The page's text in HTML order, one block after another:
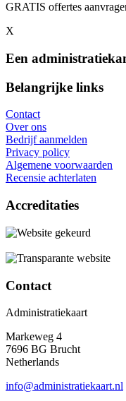
GRATIS offertes
X
Een
Belangrijke links
Contact
Over ons
Bedrijf aanmelden
Privacy policy
Algemene voorwaarden
Recensie achterlaten
Accreditaties
Contact
Administratiekaart
Markeweg 4
7696 BG Brucht
Netherlands
info@administratiekaart.nl